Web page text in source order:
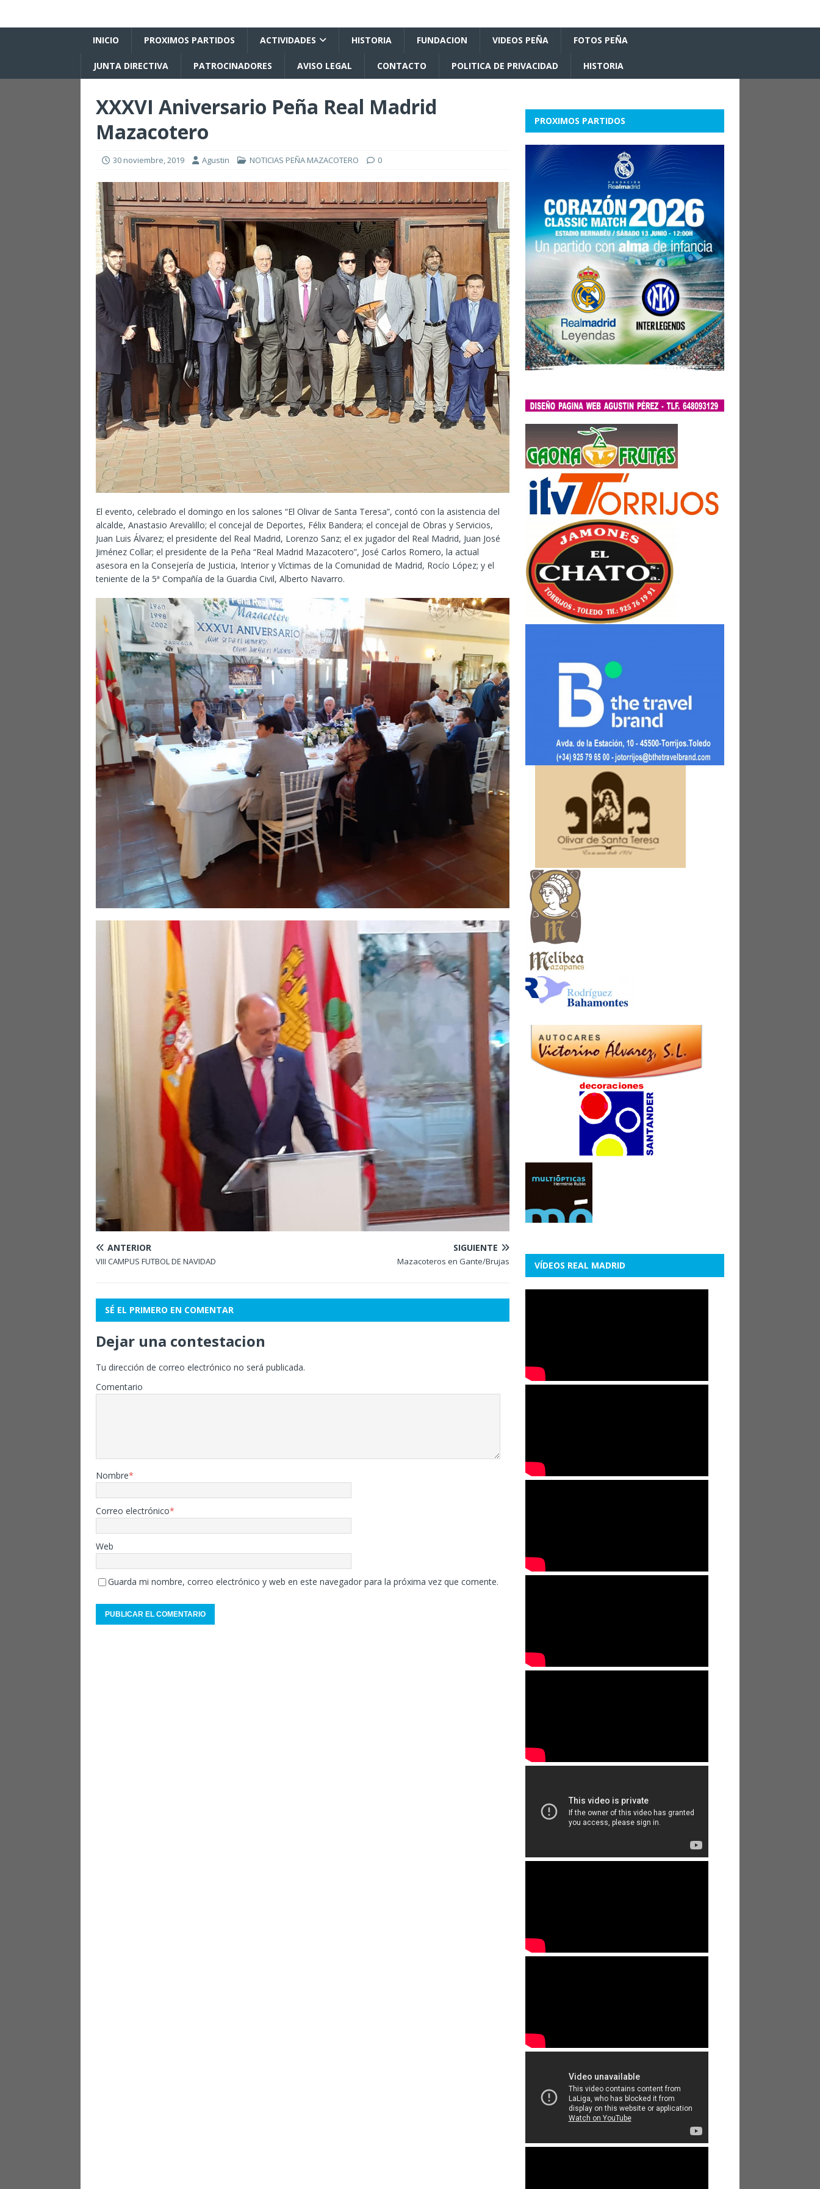
INICIO PROXIMOS PARTIDOS ACTIVIDADES HISTORIA FUNDACION VIDEOS PEÑA FOTOS PEÑA
JUNTA DIRECTIVA PATROCINADORES AVISO LEGAL CONTACTO POLITICA DE PRIVACIDAD HISTORIA
XXXVI Aniversario Peña Real Madrid
Mazacotero
30 noviembre, 2019 Agustin NOTICIAS PEÑA MAZACOTERO 0
El evento, celebrado el domingo en los salones “El Olivar de Santa Teresa”, contó con la asistencia del
alcalde, Anastasio Arevalillo; el concejal de Deportes, Félix Bandera; el concejal de Obras y Servicios,
Juan Luis Álvarez; el presidente del Real Madrid, Lorenzo Sanz; el ex jugador del Real Madrid, Juan José
Jiménez Collar; el presidente de la Peña “Real Madrid Mazacotero”, José Carlos Romero, la actual
asesora en la Consejería de Justicia, Interior y Víctimas de la Comunidad de Madrid, Rocío López; y el
teniente de la 5ª Compañía de la Guardia Civil, Alberto Navarro.
ANTERIOR
VIII CAMPUS FUTBOL DE NAVIDAD
SIGUIENTE
Mazacoteros en Gante/Brujas
SÉ EL PRIMERO EN COMENTAR
Dejar una contestacion
Tu dirección de correo electrónico no será publicada.
Comentario
Nombre*
Correo electrónico*
Web
Guarda mi nombre, correo electrónico y web en este navegador para la próxima vez que comente.
PROXIMOS PARTIDOS
VÍDEOS REAL MADRID